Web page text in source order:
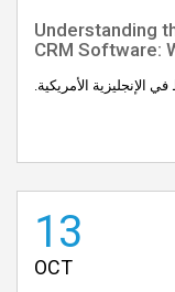
(English)
CRM Software:
الأمريكية.
13
OCT